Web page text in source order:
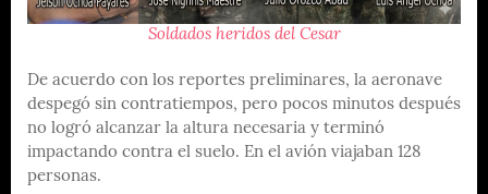
Soldados heridos del Cesar
De acuerdo con los reportes preliminares, la aeronave
despegó sin contratiempos, pero pocos minutos después
no logró alcanzar la altura necesaria y terminó
impactando contra el suelo. En el avión viajaban 128
personas.